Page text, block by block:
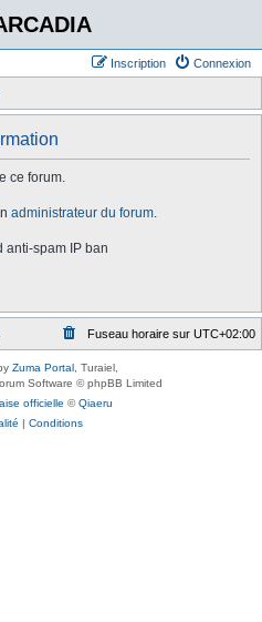
Connexion
Inscription
ce forum.
administrateur du forum.
anti-spam IP ban
Fuseau horaire sur UTC+02:00
Zuma Portal , Turaiel,
Software © phpBB Limited
officielle ©Qiaeru
| Conditions